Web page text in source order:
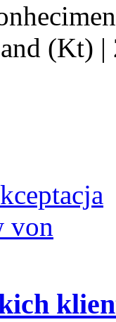
(Kt) |